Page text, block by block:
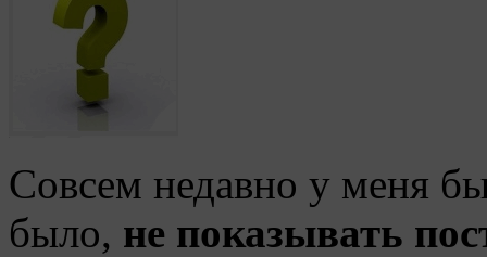
Совсем недавно у меня
было, не показывать